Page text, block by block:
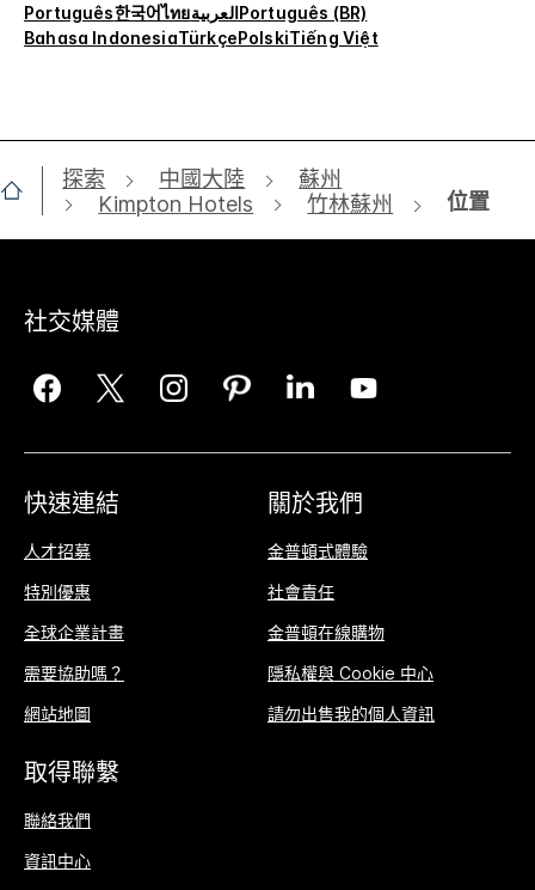
Português한국어ไทยالعربيةPortuguês (BR)
Bahasa IndonesiaTürkçePolskiTiếng Việt
探索 中國大陸
蘇州
Kimpton Hotels
竹林蘇州 位置
社交媒體
快速連結
人才招募
特別優惠
全球企業計畫
需要協助嗎？
網站地圖
關於我們
金普頓式體驗
社會責任
金普頓在線購物
隱私權與 Cookie 中心
請勿出售我的個人資訊
取得聯繫
聯絡我們
資訊中心